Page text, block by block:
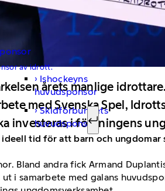
av idrott.
Ishockeyns
huvudsponsor
Skidförbundets
huvudsponsor
Sök efter:
Sök
årets manlige
med Svenska Spel,
investeras i föreningens
tid för att barn och ungdomar
Bland andra fick Armand
i samarbete med galans